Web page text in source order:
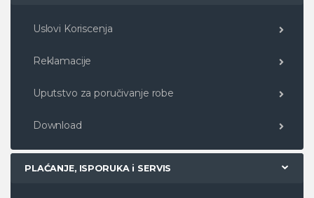
Uslovi Koriscenja
Reklamacije
Uputstvo za poručivanje robe
Download
PLAĆANJE, ISPORUKA i SERVIS